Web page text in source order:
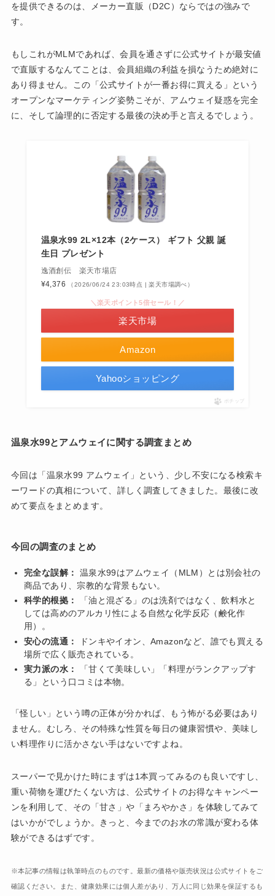
を提供できるのは、メーカー直販（D2C）ならではの強みで
す。
もしこれがMLMであれば、会員を通さずに公式サイトが最安値
で直販するなんてことは、会員組織の利益を損なうため絶対に
あり得ません。この「公式サイトが一番お得に買える」という
オープンなマーケティング姿勢こそが、アムウェイ疑惑を完全
に、そして論理的に否定する最後の決め手と言えるでしょう。
温泉水99 2L×12本（2ケース） ギフト 父親 誕
生日 プレゼント
逸酒創伝 楽天市場店
¥4,376
（2026/06/24 23:03時点 | 楽天市場調べ）
Amazon
＼楽天ポイント5倍セール！／
楽天市場
Yahooショッピング
ポチップ
温泉水99とアムウェイに関する調査まとめ
今回は「温泉水99 アムウェイ」という、少し不安になる検索キ
ーワードの真相について、詳しく調査してきました。最後に改
めて要点をまとめます。
今回の調査のまとめ
完全な誤解：
温泉水99はアムウェイ（MLM）とは別会社の
商品であり、宗教的な背景もない。
科学的根拠：
「油と混ざる」のは洗剤ではなく、飲料水と
しては高めのアルカリ性による自然な化学反応（鹸化作
用）。
安心の流通：
ドンキやイオン、Amazonなど、誰でも買える
場所で広く販売されている。
実力派の水：
「甘くて美味しい」「料理がランクアップす
る」という口コミは本物。
「怪しい」という噂の正体が分かれば、もう怖がる必要はあり
ません。むしろ、その特殊な性質を毎日の健康習慣や、美味し
い料理作りに活かさない手はないですよね。
スーパーで見かけた時にまずは1本買ってみるのも良いですし、
重い荷物を運びたくない方は、公式サイトのお得なキャンペー
ンを利用して、その「甘さ」や「まろやかさ」を体験してみて
はいかがでしょうか。きっと、今までのお水の常識が変わる体
験ができるはずです。
※本記事の情報は執筆時点のものです。最新の価格や販売状況は公式サイトをご
確認ください。また、健康効果には個人差があり、万人に同じ効果を保証するも